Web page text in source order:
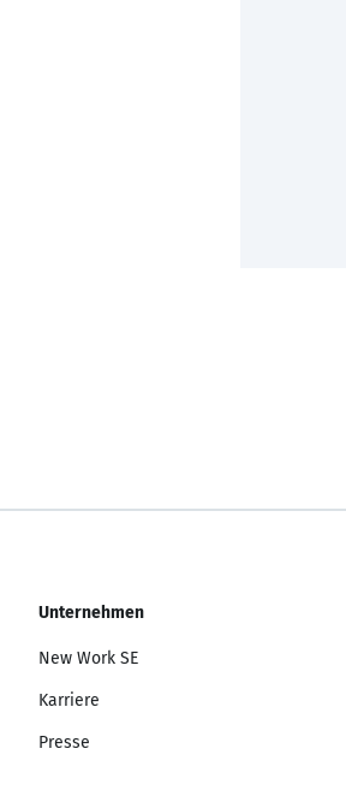
Unternehmen
New Work SE
Karriere
Presse